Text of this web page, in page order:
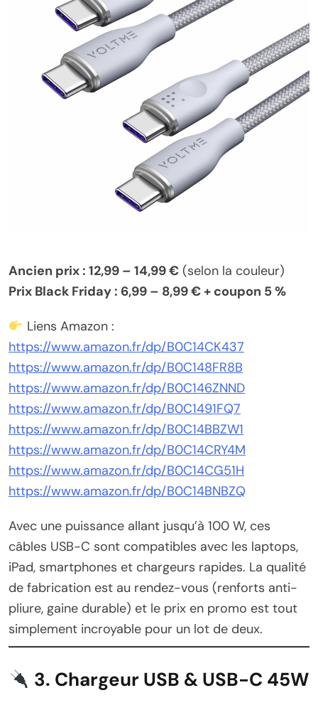
Ancien prix : 12,99 – 14,99 € (selon la couleur)
Prix Black Friday : 6,99 – 8,99 € + coupon 5 %
Liens Amazon :
https://www.amazon.fr/dp/B0C14CK437
https://www.amazon.fr/dp/B0C148FR8B
https://www.amazon.fr/dp/B0C146ZNND
https://www.amazon.fr/dp/B0C1491FQ7
https://www.amazon.fr/dp/B0C14BBZW1
https://www.amazon.fr/dp/B0C14CRY4M
https://www.amazon.fr/dp/B0C14CG51H
https://www.amazon.fr/dp/B0C14BNBZQ
Avec une puissance allant jusqu’à 100 W, ces
câbles USB-C sont compatibles avec les laptops,
iPad, smartphones et chargeurs rapides. La qualité
de fabrication est au rendez-vous (renforts anti-
pliure, gaine durable) et le prix en promo est tout
simplement incroyable pour un lot de deux.
3. Chargeur USB & USB-C 45W